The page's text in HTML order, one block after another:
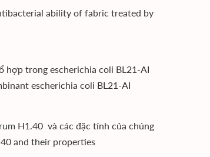
ability of fabric treated by
hợp trong escherichia coli BL21-AI
escherichia coli BL21-AI
H1.40 và các đặc tính của chúng
and their properties